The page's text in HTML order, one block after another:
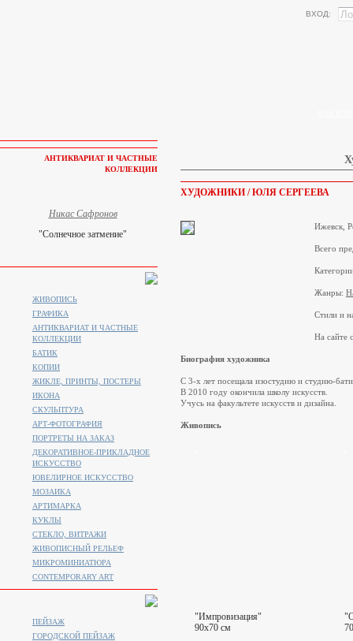
ВХОД:
ХУДОЖНИКИ / ЮЛЯ СЕРГЕЕВА
Ижевск,
Всего
Жанры:
Стили и
На сайте
Биография художника
С 3-х лет посещала изостудию и студию-
В 2010 году окончила школу искусств.
Учусь на факультете искусств и дизайна.
Живопись
"Импровизация"
90x70 см
АНТИКВАРИАТ И ЧАСТНЫЕ
КОЛЛЕКЦИИ
Никас Сафронов
"Солнечное затмение"
ЖИВОПИСЬ
ГРАФИКА
АНТИКВАРИАТ И ЧАСТНЫЕ
КОЛЛЕКЦИИ
БАТИК
КОПИИ
ЖИКЛЕ, ПРИНТЫ, ПОСТЕРЫ
ИКОНА
СКУЛЬПТУРА
АРТ-ФОТОГРАФИЯ
ПОРТРЕТЫ НА ЗАКАЗ
ДЕКОРАТИВНОЕ-ПРИКЛАДНОЕ
ИСКУССТВО
ЮВЕЛИРНОЕ ИСКУССТВО
МОЗАИКА
АРТИМАРКА
КУКЛЫ
СТЕКЛО, ВИТРАЖИ
ЖИВОПИСНЫЙ РЕЛЬЕФ
МИКРОМИНИАТЮРА
CONTEMPORARY ART
ПЕЙЗАЖ
ГОРОДСКОЙ ПЕЙЗАЖ